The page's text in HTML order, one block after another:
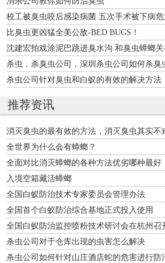
校工被臭虫咬后感染病菌 五次手术被下病危
比臭虫更凶猛全美公敌-BED BUGS！
沈建宏拍戏涂泥巴跳进臭水沟 和臭虫蟑螂
杀虫，杀臭虫公司，深圳杀虫公司如何杀臭
杀虫公司针对臭虫和白蚁的有效的解决方法
推荐资讯
消灭臭虫的最有效的方法，消灭臭虫其实不
全世界为什么会有蟑螂？
全面对比消灭蟑螂的各种方法优劣哪种最好
入境空箱藏活蟑螂
全国白蚁防治技术专家委员会管理办法
全国首个白蚁防治综合基地正式投入使用
全国白蚁防治监控喷粉技术研讨会在杭州召
杀虫公司对于仓库出现的虫害怎么解决
杀虫公司如何针对山庄酒店蛇的危害进行防